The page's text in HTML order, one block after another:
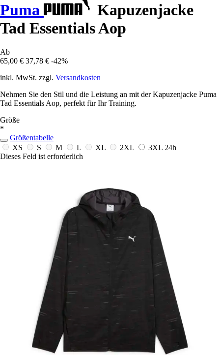
Puma
Kapuzenjacke
Tad Essentials Aop
Ab
65,00 € 37,78 € -42%
inkl. MwSt. zzgl. Versandkosten
Nehmen Sie den Stil und die Leistung an mit der Kapuzenjacke Puma
Tad Essentials Aop, perfekt für Ihr Training.
Größe
*
Größentabelle
XS
S M L XL 2XL 3XL 24h
Dieses Feld ist erforderlich